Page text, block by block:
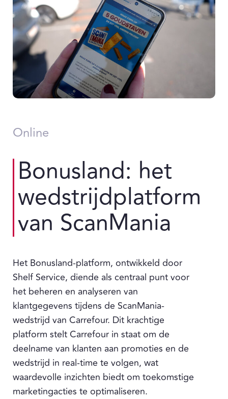
Online
Bonusland: het
wedstrijdplatform
van ScanMania
Het Bonusland-platform, ontwikkeld door
Shelf Service, diende als centraal punt voor
het beheren en analyseren van
klantgegevens tijdens de ScanMania-
wedstrijd van Carrefour. Dit krachtige
platform stelt Carrefour in staat om de
deelname van klanten aan promoties en de
wedstrijd in real-time te volgen, wat
waardevolle inzichten biedt om toekomstige
marketingacties te optimaliseren.